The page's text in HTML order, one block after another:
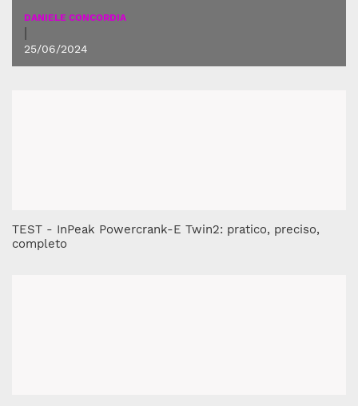
DANIELE CONCORDIA
25/06/2024
TEST - InPeak Powercrank-E Twin2: pratico, preciso,
completo